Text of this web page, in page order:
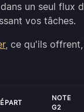
un seul flux
vos tâches.
, ce qu'ils
NOTE
G2